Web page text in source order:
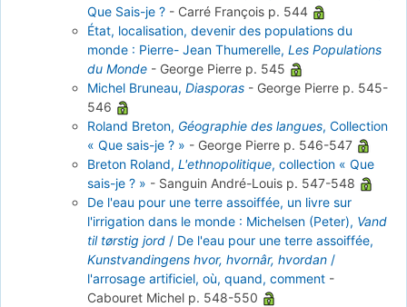
Que Sais-je ? - Carré François p. 544
État, localisation, devenir des populations du
monde : Pierre- Jean Thumerelle, Les Populations
du Monde - George Pierre p. 545
Michel Bruneau, Diasporas - George Pierre p. 545-
546
Roland Breton, Géographie des langues, Collection
« Que sais-je ? » - George Pierre p. 546-547
Breton Roland, L'ethnopolitique, collection « Que
sais-je ? » - Sanguin André-Louis p. 547-548
De l'eau pour une terre assoiffée, un livre sur
l'irrigation dans le monde : Michelsen (Peter), Vand
til tørstig jord / De l'eau pour une terre assoiffée,
Kunstvandingens hvor, hvornâr, hvordan /
l'arrosage artificiel, où, quand, comment -
Cabouret Michel p. 548-550